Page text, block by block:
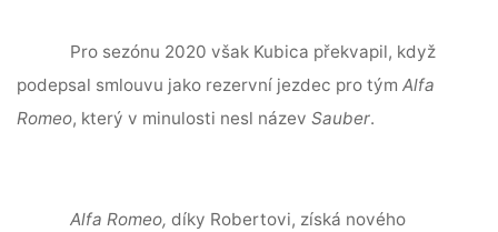
Pro sezónu 2020 však Kubica překvapil, když
podepsal smlouvu jako rezervní jezdec pro týmAlfa
Romeo, který v minulosti nesl názevSauber.
Alfa Romeo,díky Robertovi, získá nového